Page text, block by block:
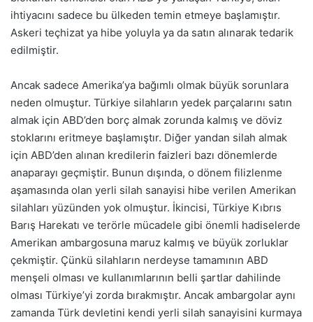
ihtiyacını sadece bu ülkeden temin etmeye başlamıştır.
Askeri teçhizat ya hibe yoluyla ya da satın alınarak tedarik
edilmiştir.
Ancak sadece Amerika’ya bağımlı olmak büyük sorunlara
neden olmuştur. Türkiye silahların yedek parçalarını satın
almak için ABD’den borç almak zorunda kalmış ve döviz
stoklarını eritmeye başlamıştır. Diğer yandan silah almak
için ABD’den alınan kredilerin faizleri bazı dönemlerde
anaparayı geçmiştir. Bunun dışında, o dönem filizlenme
aşamasında olan yerli silah sanayisi hibe verilen Amerikan
silahları yüzünden yok olmuştur. İkincisi, Türkiye Kıbrıs
Barış Harekatı ve terörle mücadele gibi önemli hadiselerde
Amerikan ambargosuna maruz kalmış ve büyük zorluklar
çekmiştir. Çünkü silahların nerdeyse tamamının ABD
menşeli olması ve kullanımlarının belli şartlar dahilinde
olması Türkiye’yi zorda bırakmıştır. Ancak ambargolar aynı
zamanda Türk devletini kendi yerli silah sanayisini kurmaya